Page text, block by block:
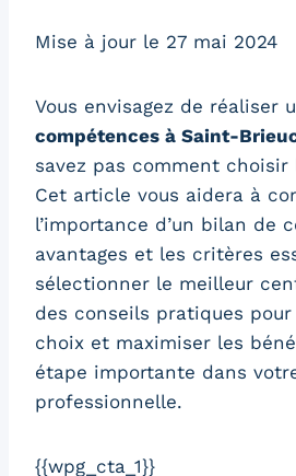
Mise à jour le 27 mai 2024
Vous envisagez de réaliser
compétences à Saint-
savez pas comment
Cet article vous aidera à
l’importance d’un bilan de
avantages et les critères
sélectionner le meilleur
des conseils pratiques
choix et maximiser les
étape importante dans
professionnelle.
{{wpg_cta_1}}